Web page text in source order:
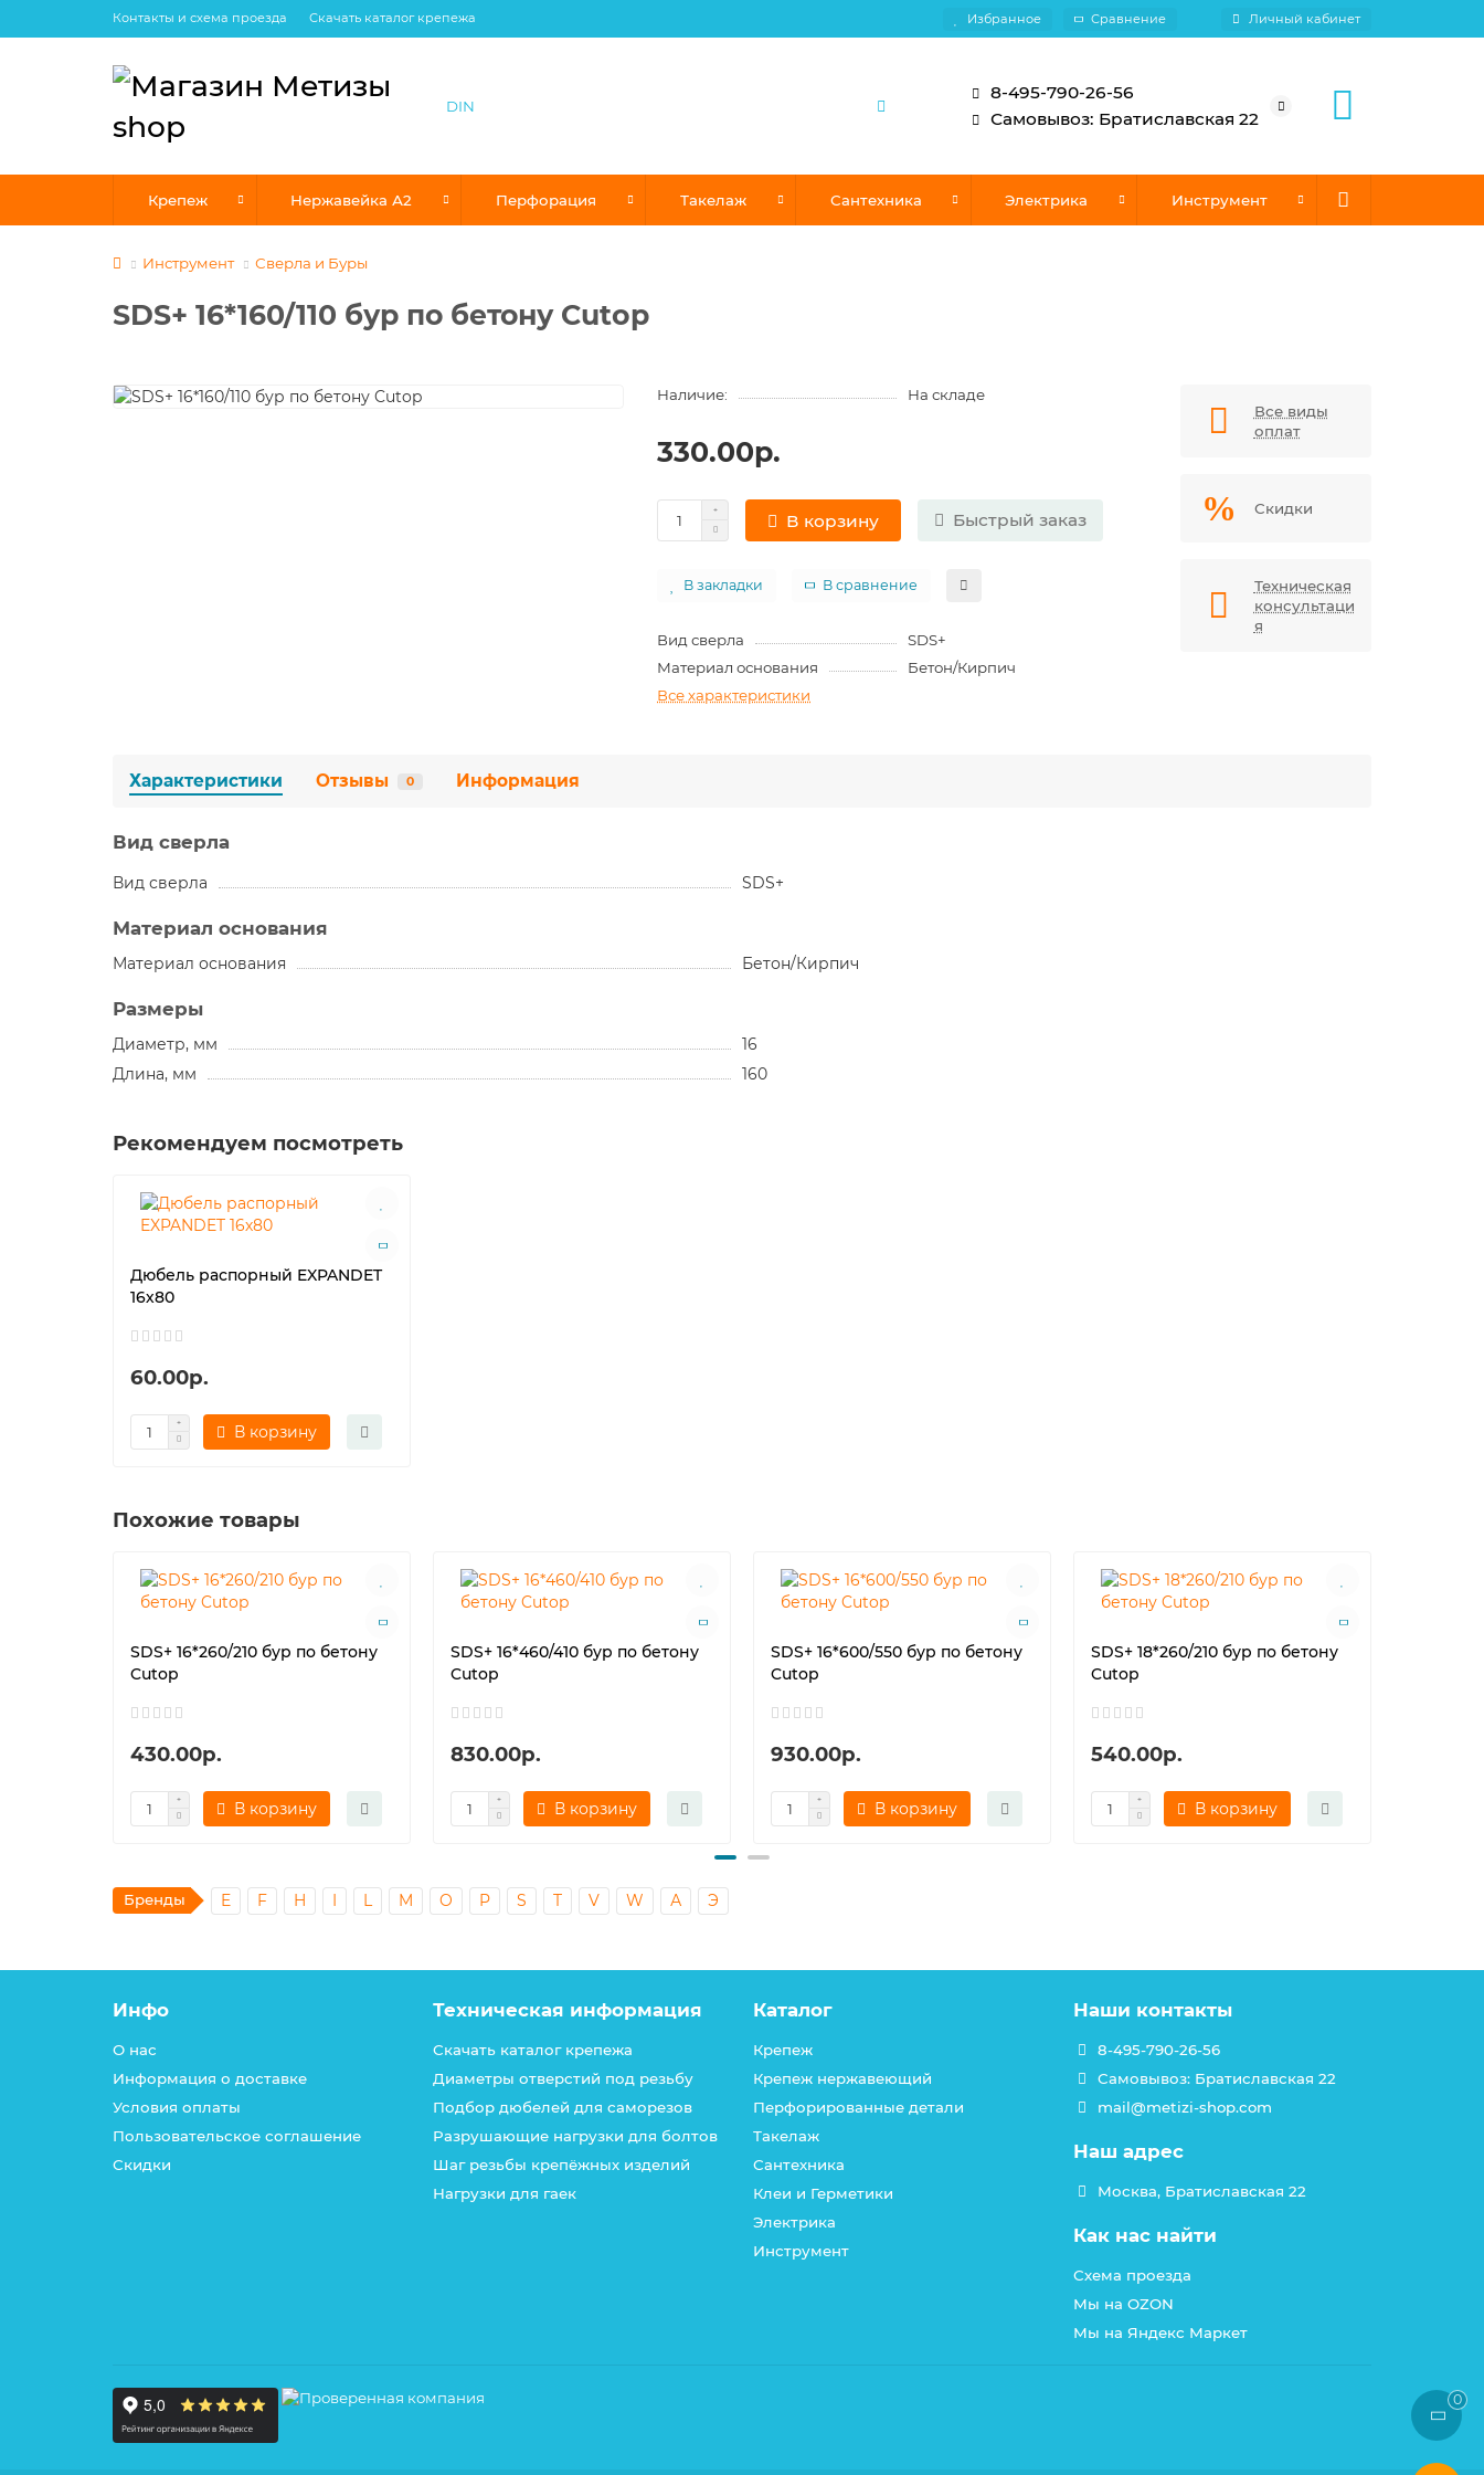
Контакты и схема проезда Скачать каталог крепежа Избранное Сравнение Личный кабинет
8-495-790-26-56
Самовывоз: Братиславская 22
Крепеж Нержавейка А2 Перфорация Такелаж Сантехника Электрика Инструмент
Инструмент Сверла и Буры
SDS+ 16*160/110 бур по бетону Cutop
Наличие: На складе
330.00р.
В корзину Быстрый заказ
В закладки В сравнение
Вид сверла
SDS+
Материал основания
Бетон/Кирпич
Все характеристики
Все виды
оплат
Скидки
Техническая
консультаци
я
Характеристики Отзывы 0 Информация
Вид сверла
Вид сверла SDS+
Материал основания
Материал основания Бетон/Кирпич
Размеры
Диаметр, мм
16
Длина, мм
160
Рекомендуем посмотреть
Дюбель распорный EXPANDET
16х80
60.00р.
В корзину
Похожие товары
SDS+ 16*260/210 бур по бетону
Cutop
430.00р.
В корзину
SDS+ 16*460/410 бур по бетону
Cutop
830.00р.
В корзину
SDS+ 16*600/550 бур по бетону
Cutop
930.00р.
В корзину
SDS+ 18*260/210 бур по бетону
Cutop
540.00р.
В корзину
Бренды E F H I L M O P S T V W А Э
Инфо
О нас
Информация о доставке
Условия оплаты
Пользовательское соглашение
Скидки
Техническая информация
Скачать каталог крепежа
Диаметры отверстий под резьбу
Подбор дюбелей для саморезов
Разрушающие нагрузки для болтов
Шаг резьбы крепёжных изделий
Нагрузки для гаек
Каталог
Крепеж
Крепеж нержавеющий
Перфорированные детали
Такелаж
Сантехника
Клеи и Герметики
Электрика
Инструмент
Наши контакты
8-495-790-26-56
Самовывоз: Братиславская 22
mail@metizi-shop.com
Наш адрес
Москва, Братиславская 22
Как нас найти
Схема проезда
Мы на OZON
Мы на Яндекс Маркет
0